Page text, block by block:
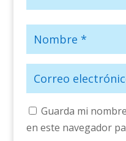
Guarda mi
en este navegador